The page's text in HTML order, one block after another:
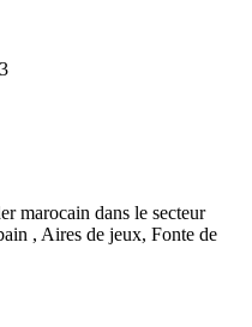
marocain dans le secteur
, Aires de jeux, Fonte de